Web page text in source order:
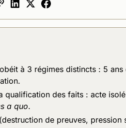
obéit à 3 régimes distincts : 5 ans
qualification des faits : acte
a quo.
de preuves, pression